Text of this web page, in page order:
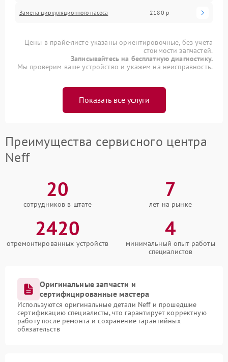
Замена циркуляционного насоса 2180 р
Цены в прайс-листе указаны ориентировочные, без учета
стоимости запчастей.
Записывайтесь на бесплатную диагностику.
Мы проверим ваше устройство и укажем на неисправность.
Показать все услуги
Преимущества сервисного центра
Neff
20
сотрудников в штате
7
лет на рынке
2420
отремонтированных устройств
4
минимальный опыт работы
специалистов
Оригинальные запчасти и
сертифицированные мастера
Используются оригинальные детали Neff и прошедшие
сертификацию специалисты, что гарантирует корректную
работу после ремонта и сохранение гарантийных
обязательств